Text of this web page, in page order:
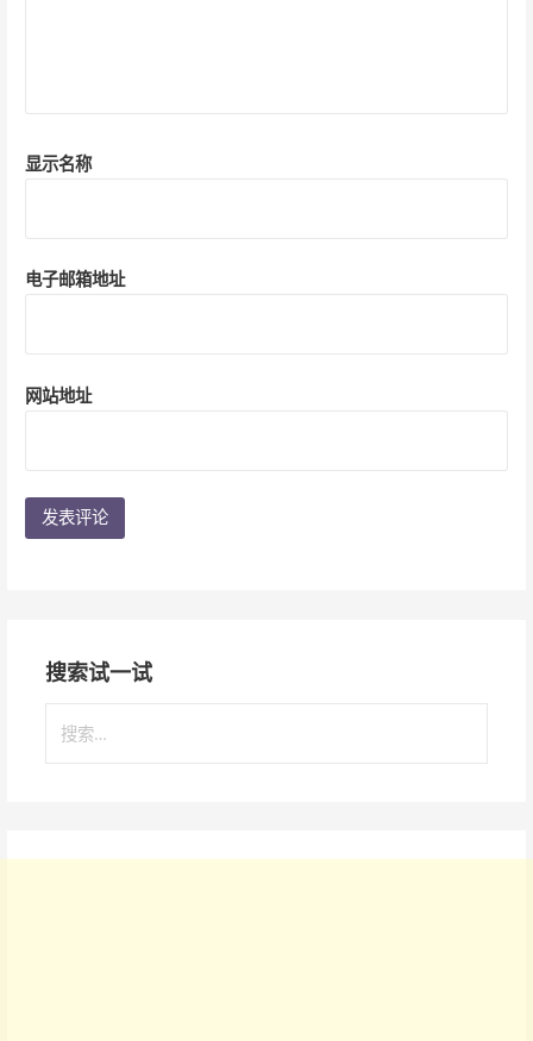
显示名称
电子邮箱地址
网站地址
搜索试一试
索